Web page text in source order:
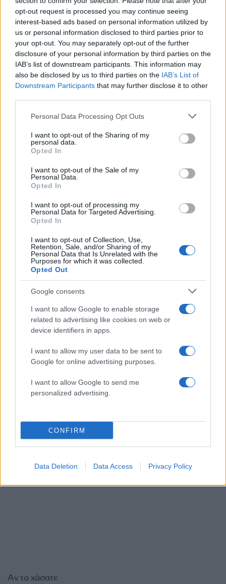
opt-out request is processed you may continue seeing
interest-based ads based on personal information utilized by
us or personal information disclosed to third parties prior to
your opt-out. You may separately opt-out of the further
disclosure of your personal information by third parties on the
IAB’s list of downstream participants. This information may
also be disclosed by us to third parties on the IAB’s List of
Downstream Participants that may further disclose it to other
Please note that this website/app uses one or more Google
not limited to your visit or usage behaviour. You may click to
grant or deny consent to Google and its third-party tags to
use your data for below specified purposes in below Google
consent section.
Personal Data Processing Opt Outs
I want to opt-out of the Sharing of my
personal data.
Opted In
I want to opt-out of the Sale of my
Personal Data.
Opted In
I want to opt-out of processing my
Personal Data for Targeted Advertising.
Opted In
I want to opt-out of Collection, Use,
Retention, Sale, and/or Sharing of my
Personal Data that Is Unrelated with the
Purposes for which it was collected.
Opted Out
Google consents
I want to allow Google to enable storage
related to advertising like cookies on web or
device identifiers in apps.
I want to allow my user data to be sent to
Google for online advertising purposes.
I want to allow Google to send me
personalized advertising.
CONFIRM
Data Deletion Data Access Privacy Policy
Το ίδιο υποστηρίζει και η σύντροφός του που
επέβαινε στο όχημα τη στιγμή της τραγωδίας.
Αυτές οι καταθέσεις έρχονται σε «σύγκρουση»
με την κατάθεση αυτόπτη μάρτυρα που ανέφερε
στις αρχές πως αυτός που παραβίασε το φανάρι
ήταν ο οδηγός της BMW.
Αστυνομικοί συνεχίζουν και παίρνουν καταθέσεις
για το τροχαίο δυστύχημα και ελέγχουν
προσεκτικά βίντεο από κάμερες τις περιοχές για
τους τόσο νωρίς μητέρα και κόρη.
Στο μεταξύ σήμερα και σεκλίμα βαθιάς οδύνης
τελέστηκε η κηδεία των δύο γυναικών.
Συγγενείς και φίλοι τις αποχαιρέτησαν με λευκά
λουλούδια στα χέρια και ένα αναπάντητο «γιατί»
ΔΙΑΦΗΜΙΣΗ
Αν τα χάσατε